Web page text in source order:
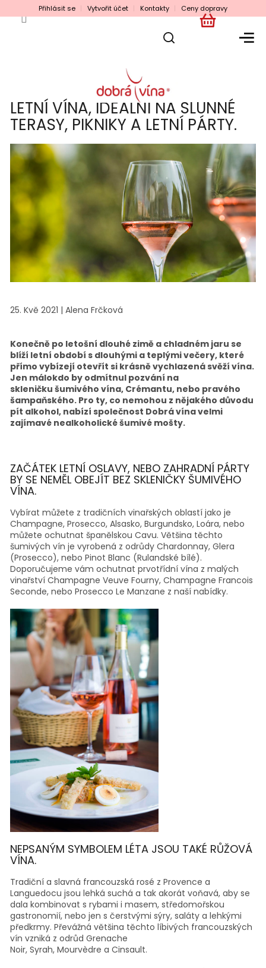
na
Přihlásit se Vytvořit účet Kontakty Ceny dopravy
NÁKUPNÍ
LETNÍ VÍNA, IDEÁLNÍ NA SLUNNÉ
TERASY, PIKNIKY A LETNÍ PÁRTY.
25. Kvě 2021 | Alena Frčková
Konečně po letošní dlouhé zimě a chladném jaru se
blíží letní období s dlouhými a teplými večery, které
přímo vybízejí otevřít si krásně vychlazená svěží vína.
Jen málokdo by odmítnul pozvání na
skleničku šumivého vína, Crémantu, nebo pravého
šampaňského. Pro ty, co nemohou z nějakého důvodu
pít alkohol, nabízí společnost Dobrá vína velmi
zajímavé nealkoholické šumivé mošty.
ZAČÁTEK LETNÍ OSLAVY, NEBO ZAHRADNÍ PÁRTY
BY SE NEMĚL OBEJÍT BEZ SKLENIČKY ŠUMIVÉHO
VÍNA.
Vybírat můžete z tradičních vinařských oblastí jako je
Champagne, Prosecco, Alsasko, Burgundsko, Loára, nebo
můžete ochutnat španělskou Cavu. Většina těchto
šumivých vín je vyrobená z odrůdy Chardonnay, Glera
(Prosecco), nebo Pinot Blanc (Rulandské bílé).
Doporučujeme vám ochutnat prvotřídní vína z malých
vinařství Champagne Veuve Fourny, Champagne Francois
Seconde, nebo Prosecco Le Manzane z naší nabídky.
NEPSANÝM SYMBOLEM LÉTA JSOU TAKÉ RŮŽOVÁ
VÍNA.
Tradiční a slavná francouzská rosé z Provence a
Languedocu jsou lehká suchá a tak akorát voňavá, aby se
dala kombinovat s rybami i masem, středomořskou
gastronomií, nebo jen s čerstvými sýry, saláty a lehkými
předkrmy. Převážná většina těchto líbivých francouzských
vín vzniká z odrůd Grenache
Noir, Syrah, Mourvèdre a Cinsault.